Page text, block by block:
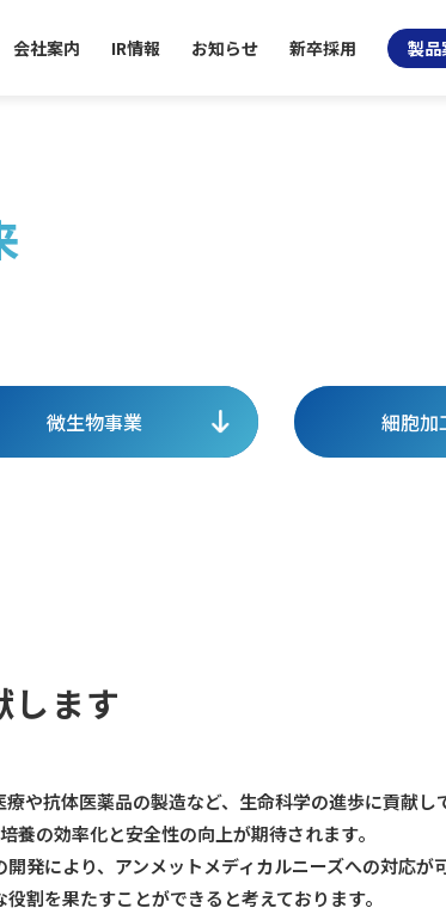
会社案内 IR情報 お知らせ 新卒採用 製品
微生物事業 細胞加
します
や抗体医薬品の製造など、生命科学の進歩に貢献し
の効率化と安全性の向上が期待されます。
発により、アンメットメディカルニーズへの対応が
割を果たすことができると考えております。